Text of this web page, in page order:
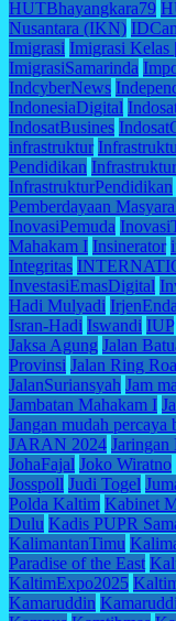
HUTBhayangkara79
Nusantara (IKN)
Imigrasi Imigrasi Kelas
ImigrasiSamarinda
IndcyberNews
IndonesiaDigital
IndosatBusines
infrastruktur
Pendidikan
InfrastrukturPendidikan
Pemberdayaan
InovasiPemuda
Mahakam I Insinerator
Integritas
InvestasiEmasDigital
Hadi Mulyadi
Isran-Hadi Iswandi IUP
Jaksa Agung Jalan
Provinsi Jalan Ring
JalanSuriansyah Jam
Jambatan Mahakam I
Jangan mudah percaya
JARAN 2024 Jaringan
JohaFajal Joko Wiratno
Josspoll Judi Togel
Polda Kaltim Kabinet
Dulu Kadis PUPR
KalimantanTimu
Paradise of the East
KaltimExpo2025
Kamaruddin